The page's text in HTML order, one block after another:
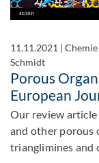
11.11.2021 |
Schmidt
Porous
European
Our review article
and other porous
trianglimines and